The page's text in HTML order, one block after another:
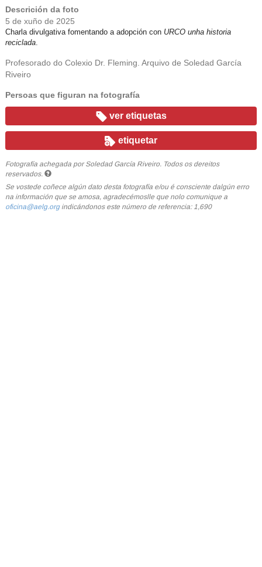
Descrición da foto
5 de xuño de 2025
Charla divulgativa fomentando a adopción con URCO unha historia
reciclada.
Profesorado do Colexio Dr. Fleming. Arquivo de Soledad García
Riveiro
Persoas que figuran na fotografía
ver etiquetas
etiquetar
Fotografía achegada por Soledad García Riveiro. Todos os dereitos
reservados.
Se vostede coñece algún dato desta fotografía e/ou é consciente dalgún erro
na información que se amosa, agradecémoslle que nolo comunique a
oficina@aelg.orgindicándonos este número de referencia: 1,690